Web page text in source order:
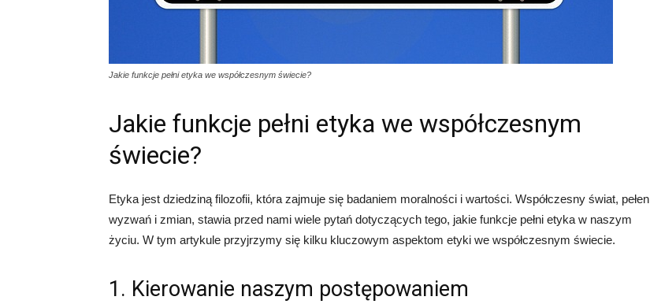
Jakie funkcje pełni etyka we współczesnym świecie?
Jakie funkcje pełni etyka we współczesnym
świecie?
Etyka jest dziedziną filozofii, która zajmuje się badaniem moralności i wartości. Współczesny świat, pełen
wyzwań i zmian, stawia przed nami wiele pytań dotyczących tego, jakie funkcje pełni etyka w naszym
życiu. W tym artykule przyjrzymy się kilku kluczowym aspektom etyki we współczesnym świecie.
1. Kierowanie naszym postępowaniem